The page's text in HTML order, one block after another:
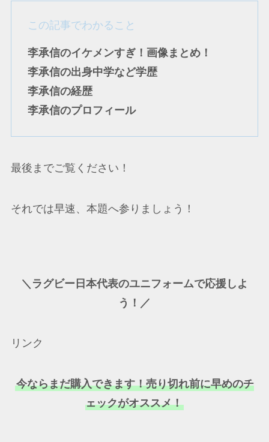
この記事でわかること
李承信のイケメンすぎ！画像まとめ！
李承信の出身中学など学歴
李承信の経歴
李承信のプロフィール
最後までご覧ください！
それでは早速、本題へ参りましょう！
＼ラグビー日本代表のユニフォームで応援しよ
う！／
リンク
今ならまだ購入できます！売り切れ前に早めのチ
ェックがオススメ！